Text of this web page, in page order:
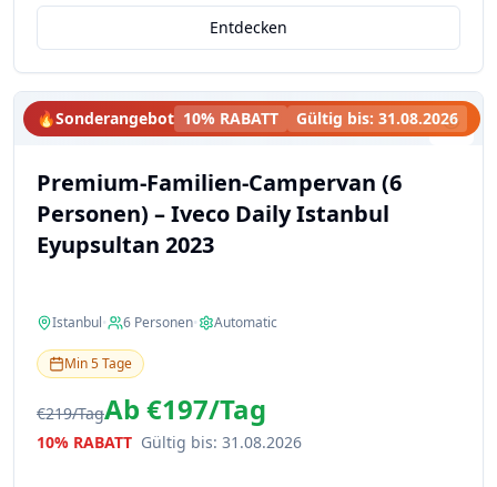
Entdecken
🔥Sonderangebot 10% RABATT Gültig bis: 31.08.2026
Premium-Familien-Campervan (6
Personen) – Iveco Daily Istanbul
Eyupsultan 2023
Istanbul• 6 Personen• Automatic
Min5Tage
€219/TagAb €197/Tag
10% RABATT Gültig bis: 31.08.2026